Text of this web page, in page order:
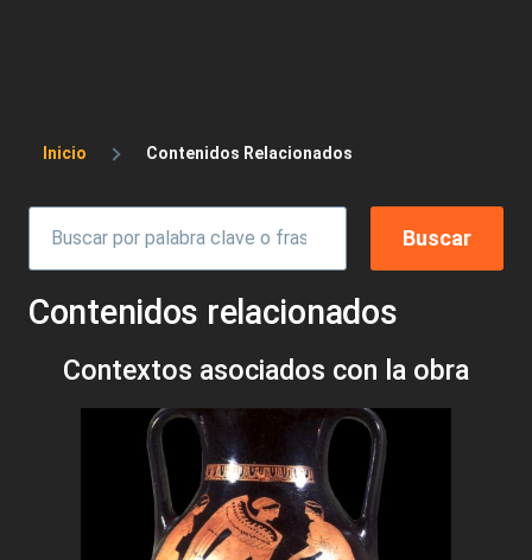
Sobrescribir enlaces de ayuda a la
Inicio Contenidos Relacionados
Contenidos relacionados
Contextos asociados con la obra